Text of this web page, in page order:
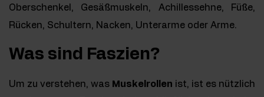
Oberschenkel, Gesäßmuskeln, Achillessehne, Füße,
Rücken, Schultern, Nacken, Unterarme oder Arme.
Was sind Faszien?
Um zu verstehen, was Muskelrollen ist, ist es nützlich